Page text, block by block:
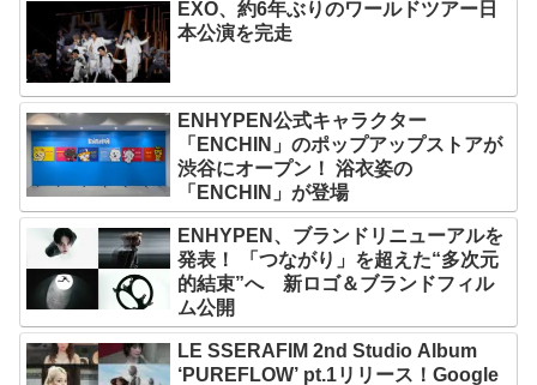
EXO、約6年ぶりのワールドツアー日
本公演を完走
ENHYPEN公式キャラクター
「ENCHIN」のポップアップストアが
渋谷にオープン！ 浴衣姿の
「ENCHIN」が登場
ENHYPEN、ブランドリニューアルを
発表！ 「つながり」を超えた“多次元
的結束”へ 新ロゴ＆ブランドフィル
ム公開
LE SSERAFIM 2nd Studio Album
‘PUREFLOW’ pt.1リリース！Google